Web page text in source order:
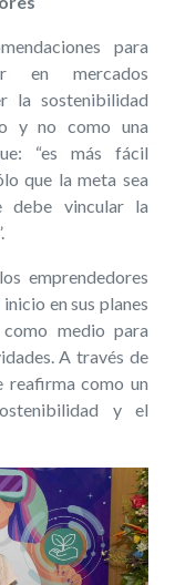
para
en mercados
la sostenibilidad
y no como una
“es más fácil
que la meta sea
debe vincular la
emprendedores
en sus planes
medio para
A través de
reafirma como un
y el